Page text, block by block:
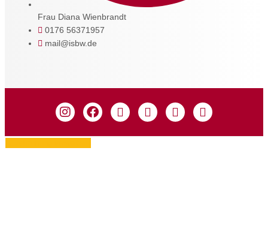
Frau Diana Wienbrandt
0176 56371957
mail@isbw.de